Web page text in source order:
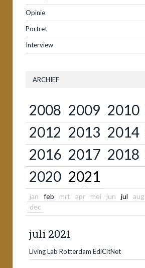
Opinie
Portret
Interview
ARCHIEF
2008 2009 2010
2012 2013 2014
2016 2017 2018
2020 2021
jan feb mrt apr mei jun jul aug
dec
juli 2021
Living Lab Rotterdam EdiCitNet